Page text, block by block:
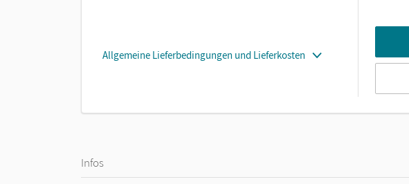
Allgemeine Lieferbedingungen und Lieferkosten
Infos